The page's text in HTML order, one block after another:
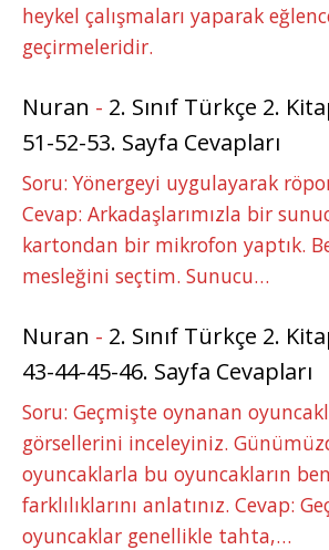
heykel çalışmaları yaparak
geçirmeleridir.
Nuran - 2. Sınıf Türkçe 2.
51-52-53. Sayfa Cevapları
Soru: Yönergeyi uygulayarak
Cevap: Arkadaşlarımızla bir
kartondan bir mikrofon yaptık.
mesleğini seçtim. Sunucu…
Nuran - 2. Sınıf Türkçe 2.
43-44-45-46. Sayfa Cevapları
Soru: Geçmişte oynanan
görsellerini inceleyiniz.
oyuncaklarla bu oyuncakların
farklılıklarını anlatınız. Cevap:
oyuncaklar genellikle tahta,…